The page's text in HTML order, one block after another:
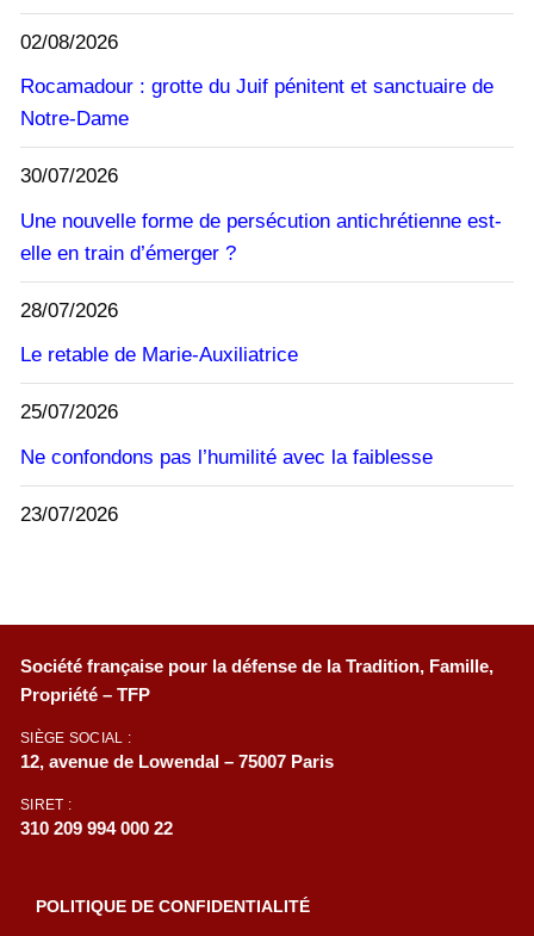
02/08/2026
Rocamadour : grotte du Juif pénitent et sanctuaire de
Notre-Dame
30/07/2026
Une nouvelle forme de persécution antichrétienne est-
elle en train d’émerger ?
28/07/2026
Le retable de Marie-Auxiliatrice
25/07/2026
Ne confondons pas l’humilité avec la faiblesse
23/07/2026
Société française pour la défense de la Tradition, Famille,
Propriété – TFP
SIÈGE SOCIAL :
12, avenue de Lowendal – 75007 Paris
SIRET :
310 209 994 000 22
POLITIQUE DE CONFIDENTIALITÉ